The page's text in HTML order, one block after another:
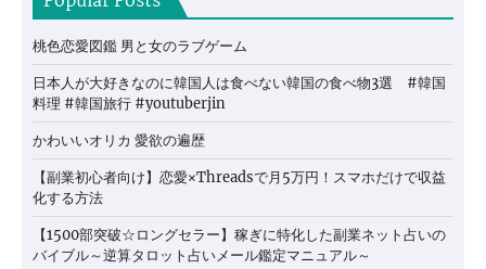
桃色恋愛図鑑 男と女のラブゲーム
日本人が大好きなのに韓国人は食べない韓国の食べ物3選 #韓国
料理 #韓国旅行 #youtuberjin
かわいいオリカ 愛欲の遍歴
【副業初心者向け】恋愛×Threadsで月5万円！スマホだけで収益
化する方法
【1500部突破☆ロングセラー】稼ぎに特化した副業ネット占いの
バイブル～逆算タロット占いメール鑑定マニュアル～